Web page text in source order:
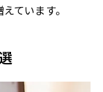
ています。